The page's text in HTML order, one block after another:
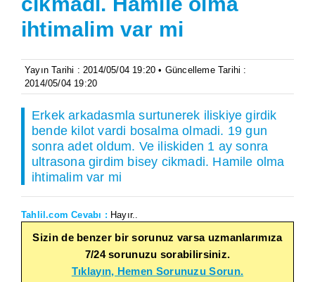
ihtimalim var mi
Yayın Tarihi : 2014/05/04 19:20 • Güncelleme Tarihi :
2014/05/04 19:20
Erkek arkadasmla surtunerek iliskiye girdik
bende kilot vardi bosalma olmadi. 19 gun
sonra adet oldum. Ve iliskiden 1 ay sonra
ultrasona girdim bisey cikmadi. Hamile olma
ihtimalim var mi
Tahlil.com Cevabı : Hayır..
Sizin de benzer bir sorunuz varsa uzmanlarımıza
7/24 sorunuzu sorabilirsiniz.
Tıklayın, Hemen Sorunuzu Sorun.